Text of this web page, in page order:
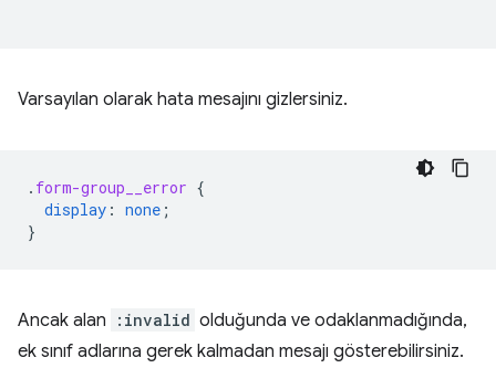
Varsayılan olarak hata mesajını gizlersiniz.
. form-group__error {
display : none ;
}
Ancak alan :invalid olduğunda ve odaklanmadığında,
ek sınıf adlarına gerek kalmadan mesajı gösterebilirsiniz.